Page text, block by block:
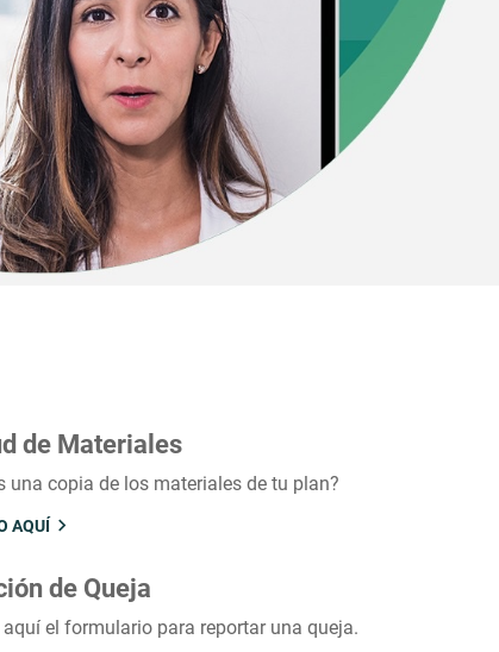
de Materiales
una copia de los materiales de tu plan?
AQUÍ
de Queja
aquí el formulario para reportar una queja.